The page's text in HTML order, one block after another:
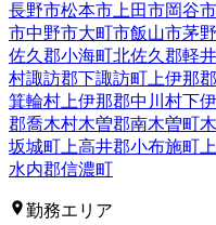
長野市松本市 上田市岡谷市
市中野市大町市飯山市茅
佐久郡小海町北佐久郡軽
村諏訪郡下諏訪町 上伊那
箕輪村 上伊那郡中川村下
郡喬木村木曽郡南木曽町
坂城町 上高井郡小布施町
水内郡信濃町
勤務エリア